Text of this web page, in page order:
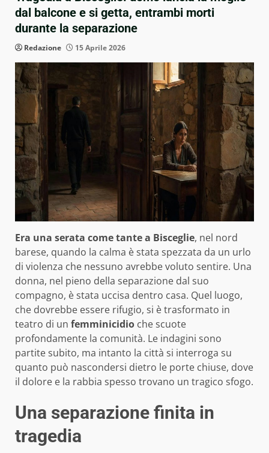
dal balcone e si getta, entrambi morti
durante la separazione
Redazione 15 Aprile 2026
Era una serata come tante a Bisceglie, nel nord
barese, quando la calma è stata spezzata da un urlo
di violenza che nessuno avrebbe voluto sentire. Una
donna, nel pieno della separazione dal suo
compagno, è stata uccisa dentro casa. Quel luogo,
che dovrebbe essere rifugio, si è trasformato in
teatro di un femminicidio che scuote
profondamente la comunità. Le indagini sono
partite subito, ma intanto la città si interroga su
quanto può nascondersi dietro le porte chiuse, dove
il dolore e la rabbia spesso trovano un tragico sfogo.
Una separazione finita in
tragedia